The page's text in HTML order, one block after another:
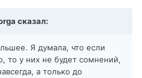
сказал:
Я думала, что если
то у них не будет сомнений,
а только до